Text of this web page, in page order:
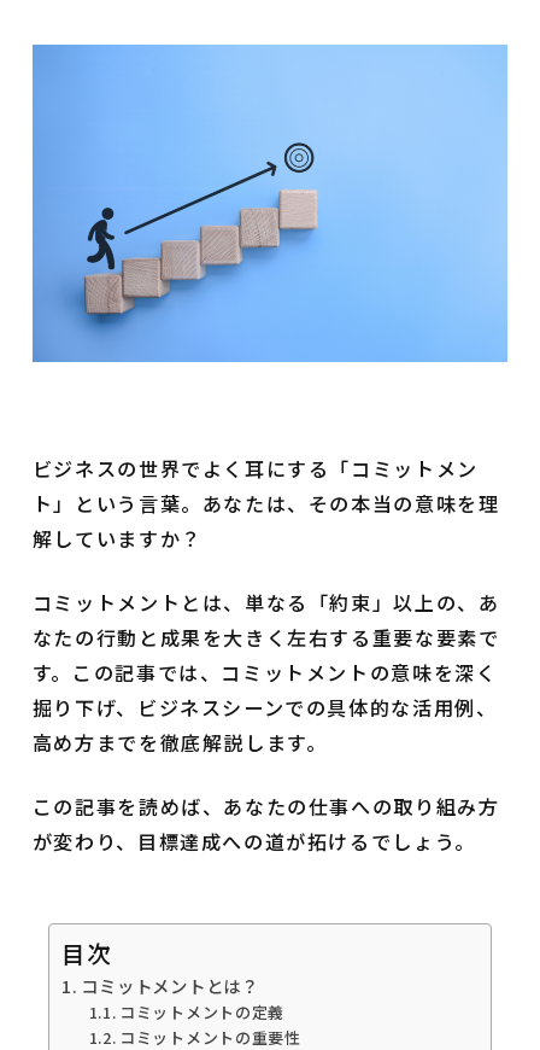
ビジネスの世界でよく耳にする「コミットメン
ト」という言葉。あなたは、その本当の意味を理
解していますか？
コミットメントとは、単なる「約束」以上の、あ
なたの行動と成果を大きく左右する重要な要素で
す。この記事では、コミットメントの意味を深く
掘り下げ、ビジネスシーンでの具体的な活用例、
高め方までを徹底解説します。
この記事を読めば、あなたの仕事への取り組み方
が変わり、目標達成への道が拓けるでしょう。
目次
コミットメントとは？
コミットメントの定義
コミットメントの重要性